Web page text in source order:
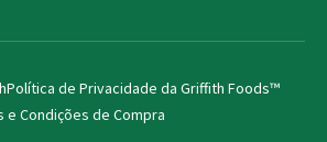
Política de Privacidade da Griffith Foods™
e Condições de Compra